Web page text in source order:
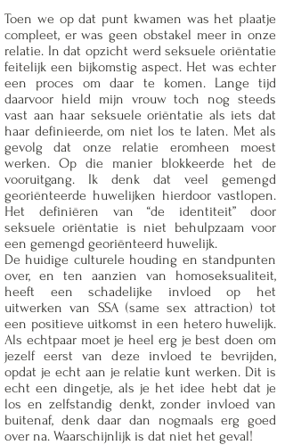
Toen we op dat punt kwamen was het plaatje
compleet, er was geen obstakel meer in onze
relatie. In dat opzicht werd seksuele oriëntatie
feitelijk een bijkomstig aspect. Het was echter
een proces om daar te komen. Lange tijd
daarvoor hield mijn vrouw toch nog steeds
vast aan haar seksuele oriëntatie als iets dat
haar definieerde, om niet los te laten. Met als
gevolg dat onze relatie eromheen moest
werken. Op die manier blokkeerde het de
vooruitgang. Ik denk dat veel gemengd
georiënteerde huwelijken hierdoor vastlopen.
Het definiëren van “de identiteit” door
seksuele oriëntatie is niet behulpzaam voor
een gemengd georiënteerd huwelijk.
De huidige culturele houding en standpunten
over, en ten aanzien van homoseksualiteit,
heeft een schadelijke invloed op het
uitwerken van SSA (same sex attraction) tot
een positieve uitkomst in een hetero huwelijk.
Als echtpaar moet je heel erg je best doen om
jezelf eerst van deze invloed te bevrijden,
opdat je echt aan je relatie kunt werken. Dit is
echt een dingetje, als je het idee hebt dat je
los en zelfstandig denkt, zonder invloed van
buitenaf, denk daar dan nogmaals erg goed
over na. Waarschijnlijk is dat niet het geval!